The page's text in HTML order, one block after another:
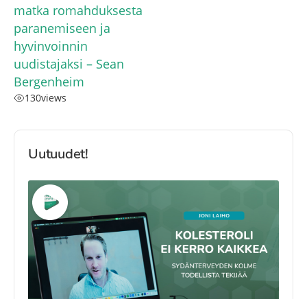
matka romahduksesta
paranemiseen ja
hyvinvoinnin
uudistajaksi – Sean
Bergenheim
130views
Uutuudet!